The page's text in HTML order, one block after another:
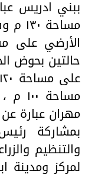
ببني ادريس
حالتين بحوض
بمشاركة
والتنظيم
لمركز ومدينة